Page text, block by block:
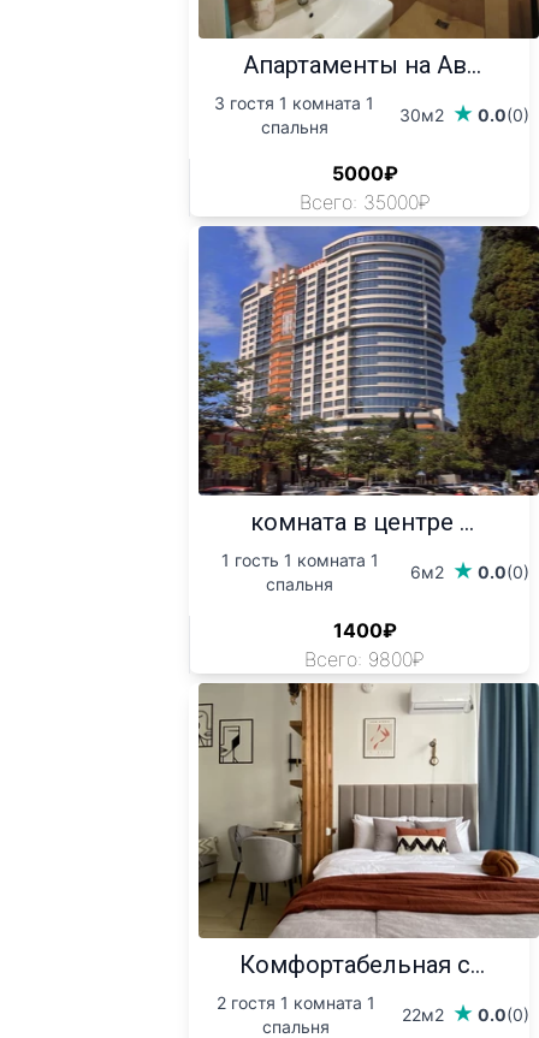
Апартаменты на Ав...
3 гостя 1 комната 1
спальня
30м2 0.0(0)
5000₽
Всего: 35000₽
комната в центре ...
1 гость 1 комната 1
спальня
6м2 0.0(0)
1400₽
Всего: 9800₽
Комфортабельная с...
2 гостя 1 комната 1
спальня
22м2 0.0(0)